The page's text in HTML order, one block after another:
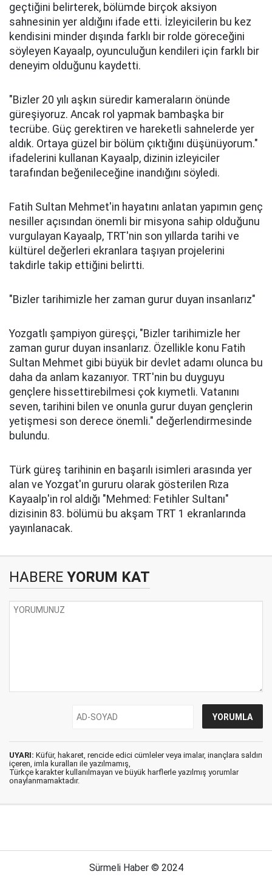
geçtiğini belirterek, bölümde birçok aksiyon
sahnesinin yer aldığını ifade etti. İzleyicilerin bu kez
kendisini minder dışında farklı bir rolde göreceğini
söyleyen Kayaalp, oyunculuğun kendileri için farklı bir
deneyim olduğunu kaydetti.
"Bizler 20 yılı aşkın süredir kameraların önünde
güreşiyoruz. Ancak rol yapmak bambaşka bir
tecrübe. Güç gerektiren ve hareketli sahnelerde yer
aldık. Ortaya güzel bir bölüm çıktığını düşünüyorum."
ifadelerini kullanan Kayaalp, dizinin izleyiciler
tarafından beğenileceğine inandığını söyledi.
Fatih Sultan Mehmet'in hayatını anlatan yapımın genç
nesiller açısından önemli bir misyona sahip olduğunu
vurgulayan Kayaalp, TRT'nin son yıllarda tarihi ve
kültürel değerleri ekranlara taşıyan projelerini
takdirle takip ettiğini belirtti.
"Bizler tarihimizle her zaman gurur duyan insanlarız"
Yozgatlı şampiyon güreşçi, "Bizler tarihimizle her
zaman gurur duyan insanlarız. Özellikle konu Fatih
Sultan Mehmet gibi büyük bir devlet adamı olunca bu
daha da anlam kazanıyor. TRT'nin bu duyguyu
gençlere hissettirebilmesi çok kıymetli. Vatanını
seven, tarihini bilen ve onunla gurur duyan gençlerin
yetişmesi son derece önemli." değerlendirmesinde
bulundu.
Türk güreş tarihinin en başarılı isimleri arasında yer
alan ve Yozgat'ın gururu olarak gösterilen Rıza
Kayaalp'in rol aldığı "Mehmed: Fetihler Sultanı"
dizisinin 83. bölümü bu akşam TRT 1 ekranlarında
yayınlanacak.
HABERE YORUM KAT
UYARI: Küfür, hakaret, rencide edici cümleler veya imalar, inançlara saldırı
içeren, imla kuralları ile yazılmamış,
Türkçe karakter kullanılmayan ve büyük harflerle yazılmış yorumlar
onaylanmamaktadır.
Sürmeli Haber © 2024